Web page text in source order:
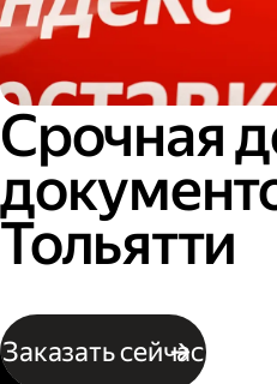
Срочная
Тольятти
Заказать сейчас